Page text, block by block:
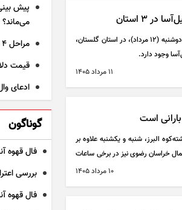
۳ استان
بر اساس الگوی نقشه‌های هواشناسی، طی روز‌های یکشنبه (۱۱ مرداد) و دوشنبه (۱۲ مرداد)، در استان گلستان،
وجود دارد.
۱۱ مرداد ۱۴۰۵
است
البرز، شنبه و یکشنبه علاوه بر
خراسان رضوی نیز در برخی ساعات
۱۰ مرداد ۱۴۰۵
می‌ماند؟
مراحل ۴ گانه اعتراض دانشجویان به احکام انضباطی
قیمت دلار و
ادعای
گوناگون
فال قهوه
بررسی
فال قهوه